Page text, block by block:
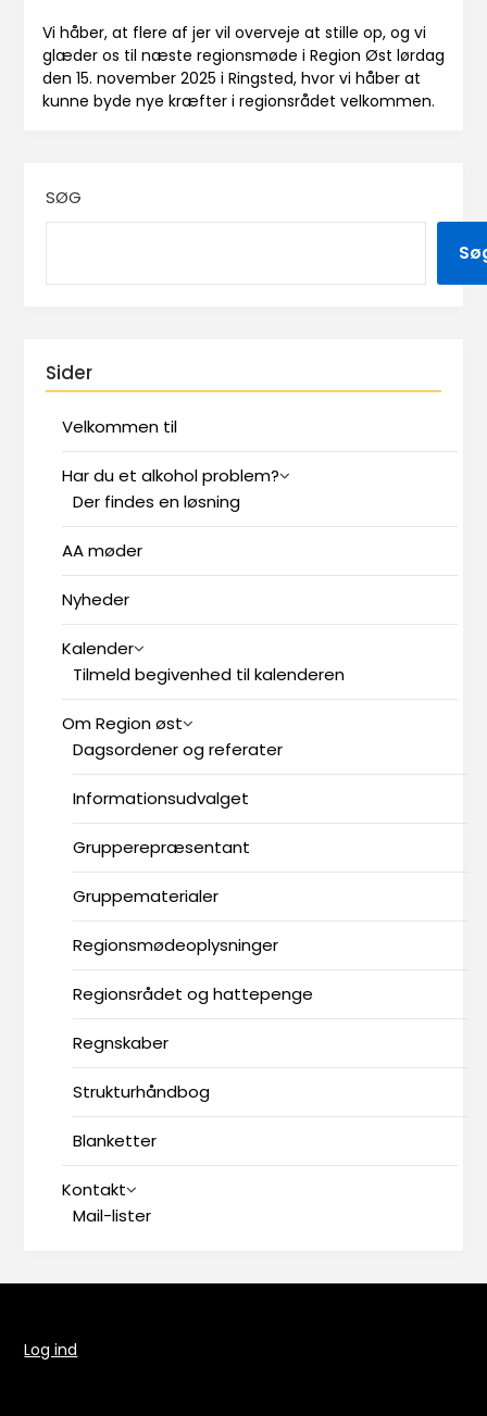
Vi håber, at flere af jer vil overveje at stille op, og vi
glæder os til næste regionsmøde i Region Øst lørdag
den 15. november 2025 i Ringsted, hvor vi håber at
kunne byde nye kræfter i regionsrådet velkommen.
SØG
Sider
Velkommen til
Har du et alkohol problem?
Der findes en løsning
AA møder
Nyheder
Kalender
Tilmeld begivenhed til kalenderen
Om Region øst
Dagsordener og referater
Informationsudvalget
Grupperepræsentant
Gruppematerialer
Regionsmødeoplysninger
Regionsrådet og hattepenge
Regnskaber
Strukturhåndbog
Blanketter
Kontakt
Mail-lister
Log ind